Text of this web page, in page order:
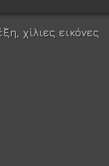
χίλιες εικόνες